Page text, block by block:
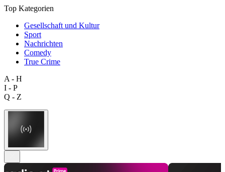
Top Kategorien
Gesellschaft und Kultur
Sport
Nachrichten
Comedy
True Crime
A - H
I - P
Q - Z